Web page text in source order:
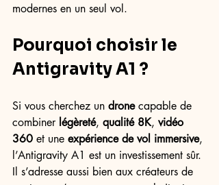
modernes en un seul vol.
Pourquoi choisir le
Antigravity A1 ?
Si vous cherchez un drone capable de
combiner légèreté, qualité 8K, vidéo
360 et une expérience de vol immersive,
l’Antigravity A1 est un investissement sûr.
Il s’adresse aussi bien aux créateurs de